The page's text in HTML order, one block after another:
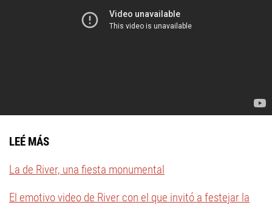
LEÉ MÁS
La de River, una fiesta monumental
El emotivo video de River con el que invitó a festejar la